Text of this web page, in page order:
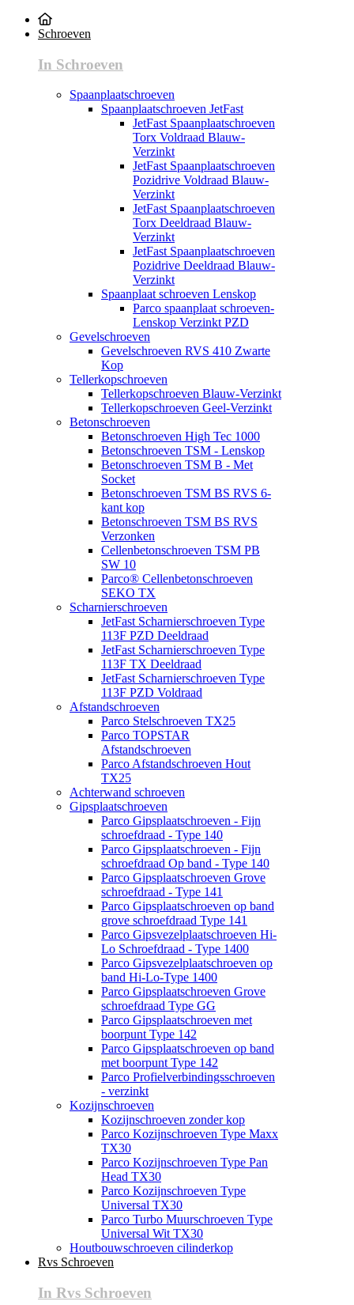
Schroeven
In Schroeven
Spaanplaatschroeven
Spaanplaatschroeven JetFast
JetFast Spaanplaatschroeven
Torx Voldraad Blauw-
Verzinkt
JetFast Spaanplaatschroeven
Pozidrive Voldraad Blauw-
Verzinkt
JetFast Spaanplaatschroeven
Torx Deeldraad Blauw-
Verzinkt
JetFast Spaanplaatschroeven
Pozidrive Deeldraad Blauw-
Verzinkt
Spaanplaat schroeven Lenskop
Parco spaanplaat schroeven-
Lenskop Verzinkt PZD
Gevelschroeven
Gevelschroeven RVS 410 Zwarte
Kop
Tellerkopschroeven
Tellerkopschroeven Blauw-Verzinkt
Tellerkopschroeven Geel-Verzinkt
Betonschroeven
Betonschroeven High Tec 1000
Betonschroeven TSM - Lenskop
Betonschroeven TSM B - Met
Socket
Betonschroeven TSM BS RVS 6-
kant kop
Betonschroeven TSM BS RVS
Verzonken
Cellenbetonschroeven TSM PB
SW 10
Parco® Cellenbetonschroeven
SEKO TX
Scharnierschroeven
JetFast Scharnierschroeven Type
113F PZD Deeldraad
JetFast Scharnierschroeven Type
113F TX Deeldraad
JetFast Scharnierschroeven Type
113F PZD Voldraad
Afstandschroeven
Parco Stelschroeven TX25
Parco TOPSTAR
Afstandschroeven
Parco Afstandschroeven Hout
TX25
Achterwand schroeven
Gipsplaatschroeven
Parco Gipsplaatschroeven - Fijn
schroefdraad - Type 140
Parco Gipsplaatschroeven - Fijn
schroefdraad Op band - Type 140
Parco Gipsplaatschroeven Grove
schroefdraad - Type 141
Parco Gipsplaatschroeven op band
grove schroefdraad Type 141
Parco Gipsvezelplaatschroeven Hi-
Lo Schroefdraad - Type 1400
Parco Gipsvezelplaatschroeven op
band Hi-Lo-Type 1400
Parco Gipsplaatschroeven Grove
schroefdraad Type GG
Parco Gipsplaatschroeven met
boorpunt Type 142
Parco Gipsplaatschroeven op band
met boorpunt Type 142
Parco Profielverbindingsschroeven
- verzinkt
Kozijnschroeven
Kozijnschroeven zonder kop
Parco Kozijnschroeven Type Maxx
TX30
Parco Kozijnschroeven Type Pan
Head TX30
Parco Kozijnschroeven Type
Universal TX30
Parco Turbo Muurschroeven Type
Universal Wit TX30
Houtbouwschroeven cilinderkop
Rvs Schroeven
In Rvs Schroeven